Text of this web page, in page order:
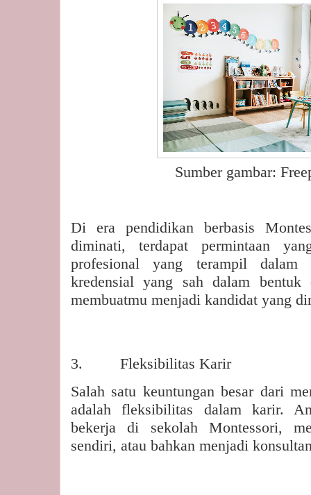
Sumber gambar:
Di era pendidikan berbasis
diminati, terdapat permintaan
profesional yang terampil dalam
kredensial yang sah dalam bentuk
membuatmu menjadi kandidat yang
3.
Fleksibilitas Karir
Salah satu keuntungan besar dari
adalah fleksibilitas dalam karir.
bekerja di sekolah Montessori,
sendiri, atau bahkan menjadi